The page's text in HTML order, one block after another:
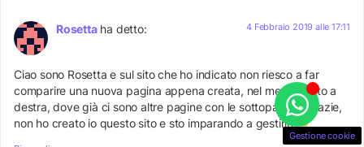
Rosetta ha detto: 4 Febbraio 2019 alle 17:11
Ciao sono Rosetta e sul sito che ho indicato non riesco a far
comparire una nuova pagina appena creata, nel menu in alto a
destra, dove già ci sono altre pagine con le sottopagine, grazie,
non ho creato io questo sito e sto imparando a gestirlo
Gestione cookie